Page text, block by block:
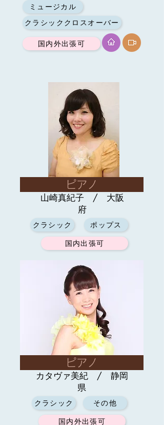
ミュージカル
クラシッククロスオーバー
国内外出張可
ピアノ
山崎真紀子 / 大阪
府
クラシック
ポップス
国内出張可
ピアノ
カタヴァ美紀 / 静岡
県
クラシック
その他
国内外出張可